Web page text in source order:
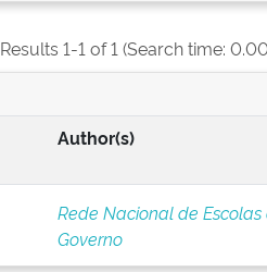
Results 1-1 of 1 (Search time:
Author(s)
Rede Nacional de Escolas
Governo